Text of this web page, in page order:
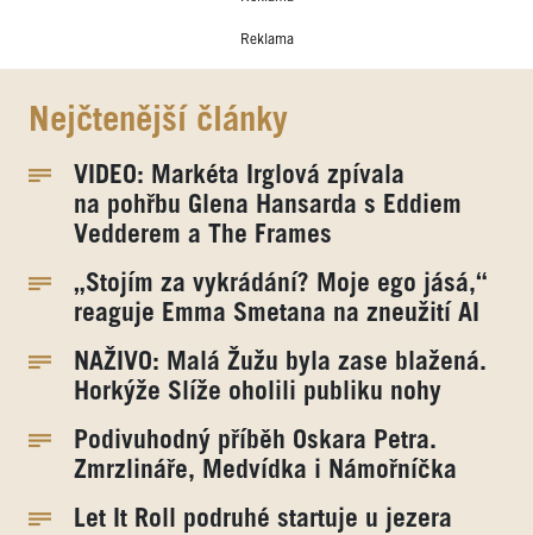
Reklama
Nejčtenější články
VIDEO: Markéta Irglová zpívala
na pohřbu Glena Hansarda s Eddiem
Vedderem a The Frames
„Stojím za vykrádání? Moje ego jásá,“
reaguje Emma Smetana na zneužití AI
NAŽIVO: Malá Žužu byla zase blažená.
Horkýže Slíže oholili publiku nohy
Podivuhodný příběh Oskara Petra.
Zmrzlináře, Medvídka i Námořníčka
Let It Roll podruhé startuje u jezera